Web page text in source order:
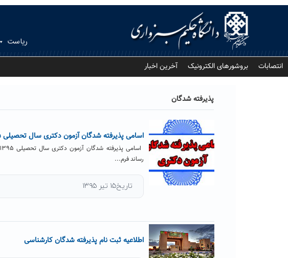
ریاست
انتصابات بروشورهای الکترونیک آخرین اخبار
پذیرفته شدگان
اسامی پذیرفته­ شدگان آزمون دکتری سال تحصیلی ۱۳۹۵ دانشگاه حکیم سبزواری
رساند فرم...
تاریخ۱۵ تیر ۱۳۹۵
اطلاعیه ثبت نام پذیرفته شدگان کارشناسی